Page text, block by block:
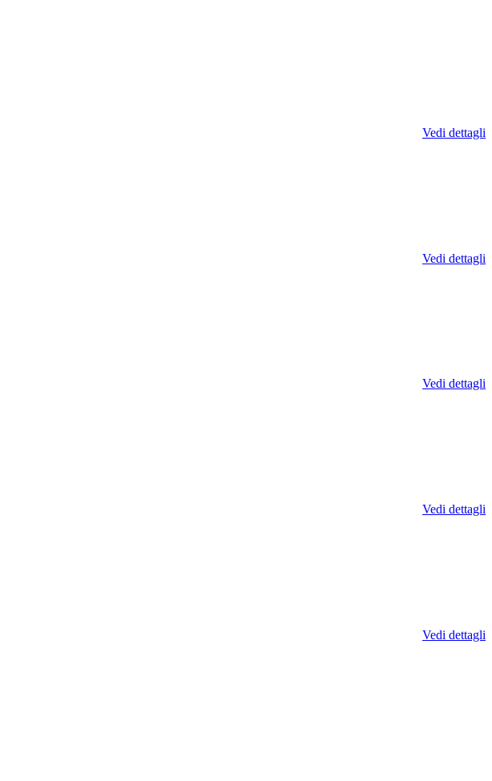
Vedi dettagli
Vedi dettagli
Vedi dettagli
Vedi dettagli
Vedi dettagli